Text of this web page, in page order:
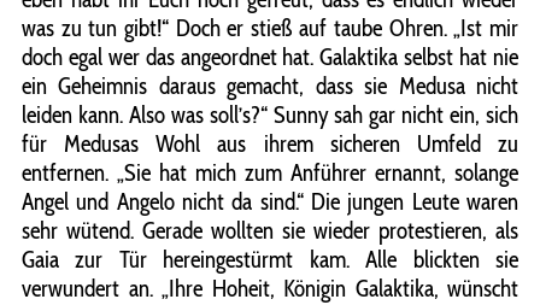
was zu tun gibt!“ Doch er stieß auf taube Ohren. „Ist mir
doch egal wer das angeordnet hat. Galaktika selbst hat nie
ein Geheimnis daraus gemacht, dass sie Medusa nicht
leiden kann. Also was soll’s?“ Sunny sah gar nicht ein, sich
für Medusas Wohl aus ihrem sicheren Umfeld zu
entfernen. „Sie hat mich zum Anführer ernannt, solange
Angel und Angelo nicht da sind.“ Die jungen Leute waren
sehr wütend. Gerade wollten sie wieder protestieren, als
Gaia zur Tür hereingestürmt kam. Alle blickten sie
verwundert an. „Ihre Hoheit, Königin Galaktika, wünscht